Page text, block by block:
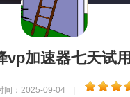
vp加速器七天试用
间：2025-09-04